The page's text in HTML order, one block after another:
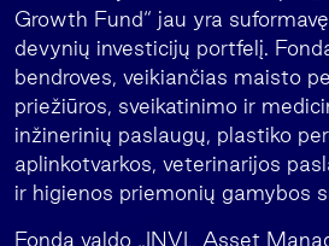
Growth Fund“ jau yra
devynių investicijų portfelį.
bendroves, veikiančias maisto
priežiūros, sveikatinimo ir
inžinerinių paslaugų, plastiko
aplinkotvarkos, veterinarijos
ir higienos priemonių gamybos
Fondą valdo „INVL Asset